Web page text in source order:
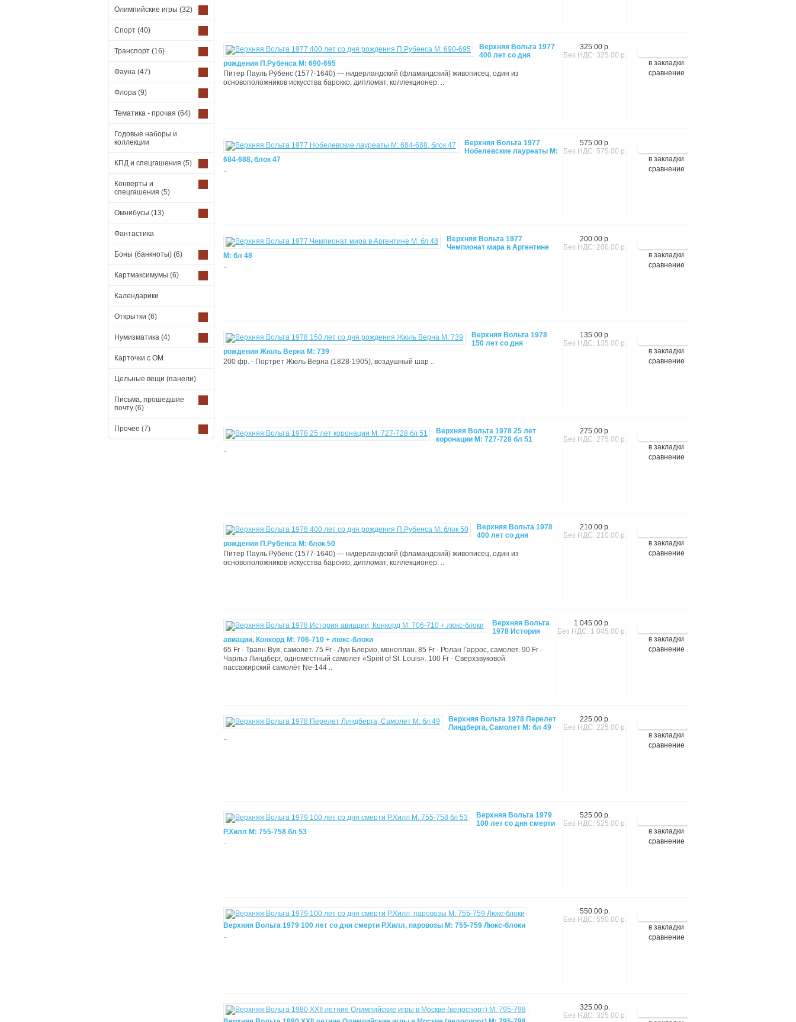
Олимпийские игры (32)
Спорт (40)
Транспорт (16)
Фауна (47)
Флора (9)
Тематика - прочая (64)
Годовые наборы и
коллекции
КПД и спецгашения (5)
Конверты и
спецгашения (5)
Омнибусы (13)
Фантастика
Боны (банкноты) (6)
Картмаксимумы (6)
Календарики
Открытки (6)
Нумизматика (4)
Карточки с ОМ
Цельные вещи (панели)
Письма, прошедшие
почту (6)
Прочее (7)
в закладки
сравнение
325.00 р.
Без НДС: 325.00 р.
Верхняя Вольта 1977
400 лет со дня
рождения П.Рубенса М: 690-695
Питер Пауль Ру́бенс (1577-1640) — нидерландский (фламандский) живописец, один из
основоположников искусства барокко, дипломат, коллекционер. ..
в закладки
сравнение
575.00 р.
Без НДС: 575.00 р.
Верхняя Вольта 1977
Нобелевские лауреаты М:
684-688, блок 47
..
в закладки
сравнение
200.00 р.
Без НДС: 200.00 р.
Верхняя Вольта 1977
Чемпионат мира в Аргентине
M: бл 48
..
в закладки
сравнение
135.00 р.
Без НДС: 135.00 р.
Верхняя Вольта 1978
150 лет со дня
рождения Жюль Верна М: 739
200 фр. - Портрет Жюль Верна (1828-1905), воздушный шар ..
в закладки
сравнение
275.00 р.
Без НДС: 275.00 р.
Верхняя Вольта 1978 25 лет
коронации М: 727-728 бл 51
..
в закладки
сравнение
210.00 р.
Без НДС: 210.00 р.
Верхняя Вольта 1978
400 лет со дня
рождения П.Рубенса М: блок 50
Питер Пауль Ру́бенс (1577-1640) — нидерландский (фламандский) живописец, один из
основоположников искусства барокко, дипломат, коллекционер. ..
в закладки
сравнение
1 045.00 р.
Без НДС: 1 045.00 р.
Верхняя Вольта
1978 История
авиации, Конкорд М: 706-710 + люкс-блоки
65 Fr - Траян Вуя, самолет. 75 Fr - Луи Блерио, моноплан. 85 Fr - Ролан Гаррос, самолет. 90 Fr -
Чарльз Линдберг, одноместный самолет «Spirit of St. Louis». 100 Fr - Cверхзвуковой
пассажирский самолёт Ne-144 ..
в закладки
сравнение
225.00 р.
Без НДС: 225.00 р.
Верхняя Вольта 1978 Перелет
Линдберга, Самолет M: бл 49
..
в закладки
сравнение
525.00 р.
Без НДС: 525.00 р.
Верхняя Вольта 1979
100 лет со дня смерти
Р.Хилл М: 755-758 бл 53
..
в закладки
сравнение
550.00 р.
Без НДС: 550.00 р.
Верхняя Вольта 1979 100 лет со дня смерти Р.Хилл, паровозы М: 755-759 Люкс-блоки
..
325.00 р.
Без НДС: 325.00 р.